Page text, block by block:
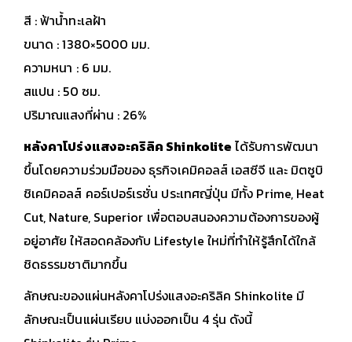
สี : ฟ้าน้ำทะเลฝ้า
ขนาด : 1380×5000 มม.
ความหนา : 6 มม.
สแปน : 50 ซม.
ปริมาณแสงที่ผ่าน : 26%
หลังคาโปร่งแสงอะคริลิค Shinkolite ได้รับการพัฒนา
ขึ้นโดยความร่วมมือของ ธุรกิจเคมิคอลส์ เอสซีจี และ มิตซูบิ
ชิเคมิคอลส์ คอร์เปอร์เรชั่น ประเทศญี่ปุ่น มีทั้ง Prime, Heat
Cut, Nature, Superior เพื่อตอบสนองความต้องการของผู้
อยู่อาศัย ให้สอดคล้องกับ Lifestyle ใหม่ที่ทำให้รู้สึกได้ใกล้
ชิดธรรมชาติมากขึ้น
ลักษณะของแผ่นหลังคาโปร่งแสงอะคริลิค Shinkolite มี
ลักษณะเป็นแผ่นเรียบ แบ่งออกเป็น 4 รุ่น ดังนี้